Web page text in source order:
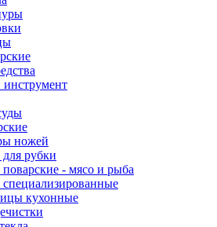
ножей
рубки
- мясо и рыба
кухонные